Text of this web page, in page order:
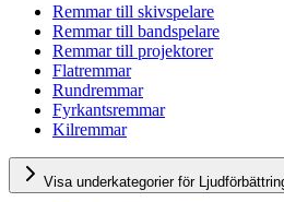
Remmar till skivspelare
Remmar till bandspelare
Remmar till projektorer
Flatremmar
Rundremmar
Fyrkantsremmar
Kilremmar
Visa underkategorier för